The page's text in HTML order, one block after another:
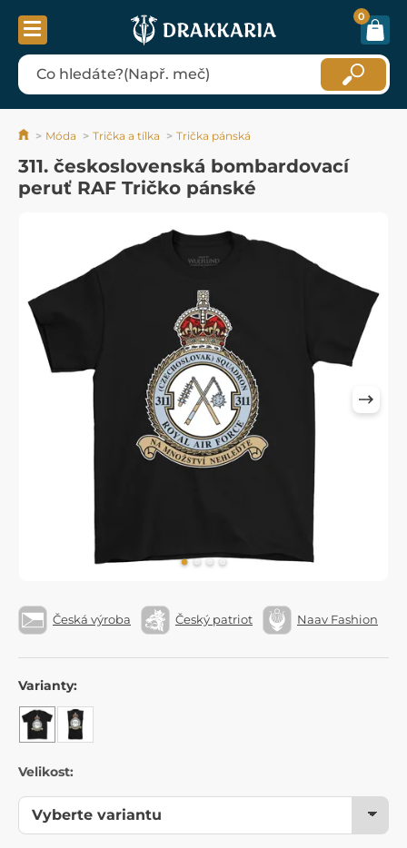
0
Móda Trička a tílka Trička pánská
311. československá bombardovací
peruť RAF Tričko pánské
Česká výroba Český patriot Naav Fashion
Varianty:
Velikost: